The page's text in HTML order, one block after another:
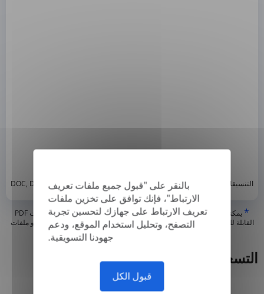
بالنقر على "قبول جميع ملفات تعريف
الارتباط"، فإنك توافق على تخزين ملفات
تعريف الارتباط على جهازك لتحسين تجربة
التصفح، وتحليل استخدام الموقع، ودعم
جهودنا التسويقية.
قبول الكل
التنسيقات المدعومة: DOC, DOCX, ODT, PDF *, CSV, PPTX, XLSX, XLS, RTF, TXT
*
يمكننا فقط ترجمة ملفات PDF "الحقيقية" أو التي تم إنشاؤها رقميًا وملفات PDF
القابلة للبحث، ولكن لا يمكننا ترجمة ملفات PDF "المحتوية على صورة فقط" أو ملفات
PDF الممسوحة ضوئيًا
التسعير